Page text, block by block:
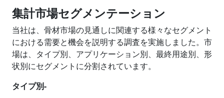
集計市場セグメンテーション
当社は、骨材市場の見通しに関連する様々なセグメント
における需要と機会を説明する調査を実施しました。市
場は、 タイプ別、アプリケーション別、最終用途別、形
状別にセグメントに分割されています。
タイプ別-